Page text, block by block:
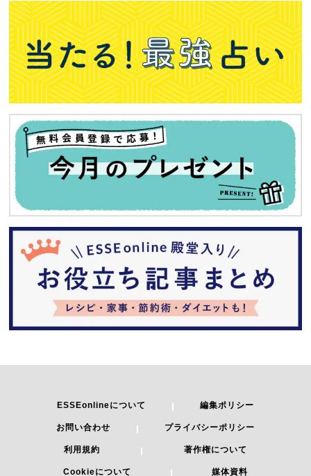
ESSEonlineについて 編集ポリシー
お問い合わせ プライバシーポリシー
利用規約 著作権について
Cookieについて 媒体資料